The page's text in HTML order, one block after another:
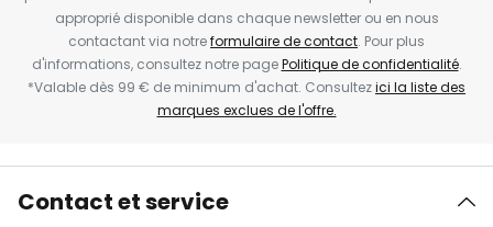
approprié disponible dans chaque newsletter ou en nous
contactant via notreformulaire de contact. Pour plus
d'informations, consultez notre pagePolitique de confidentialité.
*Valable dès 99 € de minimum d'achat. Consultezici la liste des
marques exclues de l'offre.
Contact et service